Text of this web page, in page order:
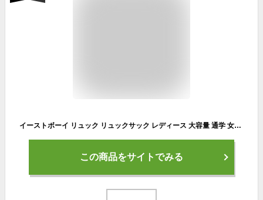
イーストボーイ リュック リュックサック レディース 大容量 通学 女子 女子高生 中学生 高校生 EASTBOY スクールバッグ スクバ スクールリュック A4 おしゃれ かわいい 撥水 抗菌 大容量 通学 ジュニア 学校 学生 無地 人気 可愛い A4 B4 28L EBA38
この商品をサイトでみる